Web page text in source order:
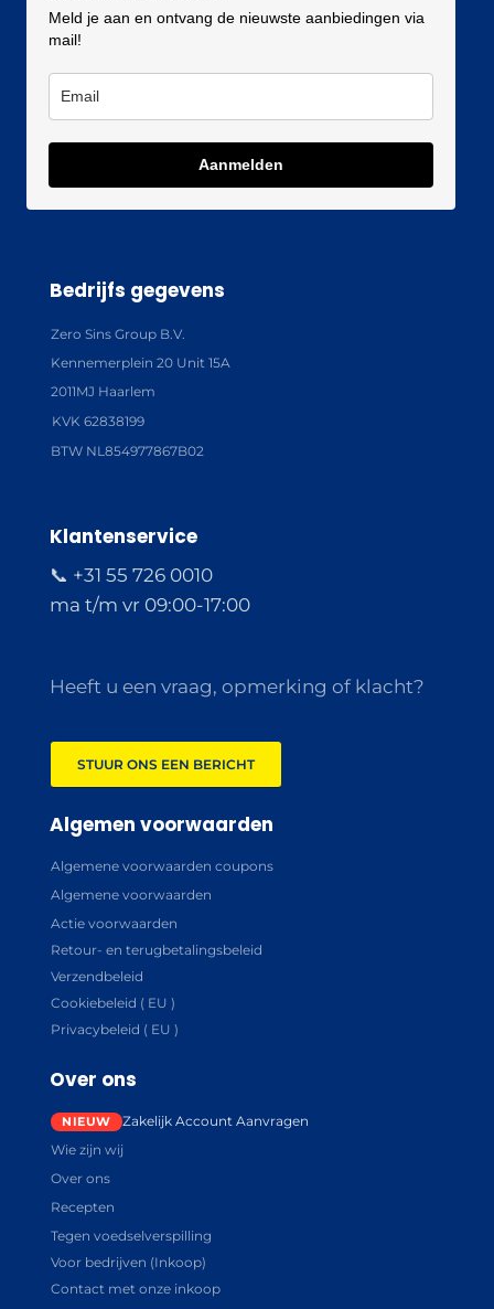
Meld je aan en ontvang de nieuwste aanbiedingen via
mail!
Aanmelden
Bedrijfs gegevens
Zero Sins Group B.V.
Kennemerplein 20 Unit 15A
2011MJ Haarlem
KVK 62838199
BTW NL854977867B02
Klantenservice
📞 +31 55 726 0010
ma t/m vr 09:00-17:00
Heeft u een vraag, opmerking of klacht?
STUUR ONS EEN BERICHT
Algemen voorwaarden
Algemene voorwaarden coupons
Algemene voorwaarden
Actie voorwaarden
Retour- en terugbetalingsbeleid
Verzendbeleid
Cookiebeleid ( EU )
Privacybeleid ( EU )
Over ons
Zakelijk Account Aanvragen
Wie zijn wij
Over ons
Recepten
Tegen voedselverspilling
Voor bedrijven (Inkoop)
Contact met onze inkoop